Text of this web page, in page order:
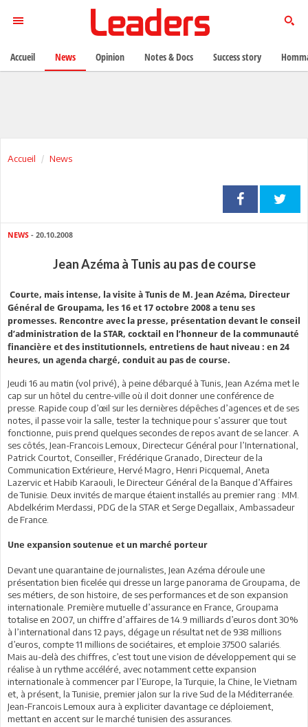
Accueil News
NEWS - 20.10.2008
Jean Azéma à Tunis au pas de course
Courte, mais intense, la visite à Tunis de M. Jean Azéma, Directeur
Général de Groupama, les 16 et 17 octobre 2008 a tenu ses
promesses. Rencontre avec la presse, présentation devant le conseil
d’administration de la STAR, cocktail en l’honneur de la communauté
financière et des institutionnels, entretiens de haut niveau : en 24
heures, un agenda chargé, conduit au pas de course.
Jeudi 16 au matin (vol privé), à peine débarqué à Tunis, Jean Azéma met le
cap sur un hôtel du centre-ville où il doit donner une conférence de
presse. Rapide coup d’œil sur les dernières dépêches d’agences et de ses
notes, il passe voir la salle, tester la technique pour s’assurer que tout
fonctionne, puis prend quelques secondes de repos avant de se lancer. A
ses côtés, Jean-Francois Lemoux, Directecur Général pour l’International,
Patrick Courtot, Conseiller, Frédérique Granado, Directeur de la
Communication Extérieure, Hervé Magro, Henri Picquemal, Aneta
Lazervic et Habib Karaouli, le Directeur Général de la Banque d’Affaires
de Tunisie. Deux invités de marque étaient installés au premier rang : MM.
Abdelkérim Merdassi, PDG de la STAR et Serge Degallaix, Ambassadeur
de France.
Une expansion soutenue et un marché porteur
Devant une quarantaine de journalistes, Jean Azéma déroule une
présentation bien ficelée qui dresse un large panorama de Groupama, de
ses métiers, de son histoire, de ses performances et de son expansion
internationale. Première mutuelle d’assurance en France, Groupama
totalise en 2007, un chiffre d’affaires de 14.9 milliards d’euros dont 30%
à l’international dans 12 pays, dégage un résultat net de 938 millions
d’euros, compte 11 millions de sociétaires, et emploie 37500 salariés.
Mais au-delà des chiffres, c’est tout une vision de développement qui se
réalise à un rythme accéléré, avec notamment cette expansion
internationale à commencer par l’Europe, la Turquie, la Chine, le Vietnam
et, à présent, la Tunisie, premier jalon sur la rive Sud de la Méditerranée.
Jean-Francois Lemoux aura à expliciter davantage ce déploiement,
mettant en accent sur le marché tunisien des assurances.
Accueil News Opinion Notes & Docs Success story